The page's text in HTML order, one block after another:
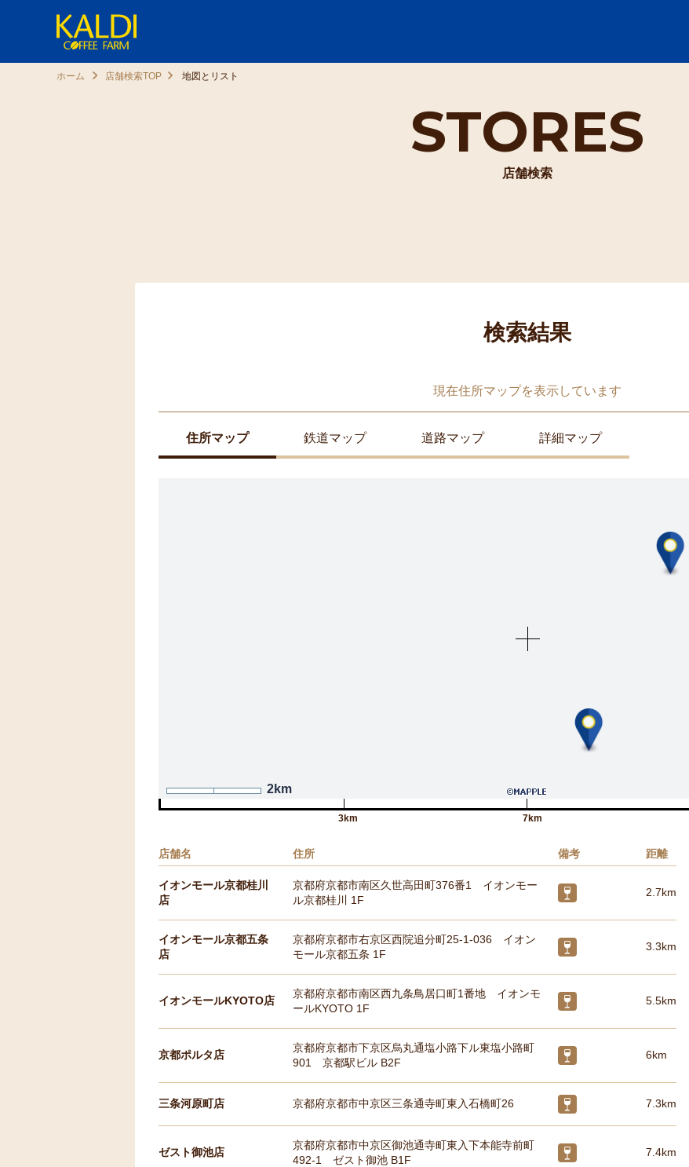
STORES
店舗検索
ホーム 店舗検索TOP 地図とリスト
検索結果
現在住所マップを表示しています
住所マップ 鉄道マップ 道路マップ 詳細マップ
2km
3km 7km
店舗名 住所 備考 距離
イオンモール京都桂川
店
京都府京都市南区久世高田町376番1 イオンモー
ル京都桂川 1F
2.7km
イオンモール京都五条
店
京都府京都市右京区西院追分町25-1-036 イオン
モール京都五条 1F
3.3km
イオンモールKYOTO店
京都府京都市南区西九条鳥居口町1番地 イオンモ
ールKYOTO 1F
5.5km
京都ポルタ店
京都府京都市下京区烏丸通塩小路下ル東塩小路町
901 京都駅ビル B2F
6km
三条河原町店 京都府京都市中京区三条通寺町東入石橋町26 7.3km
ゼスト御池店
京都府京都市中京区御池通寺町東入下本能寺前町
492-1 ゼスト御池 B1F
7.4km